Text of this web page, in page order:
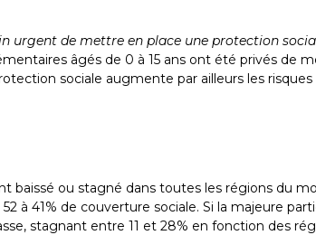
urgent de mettre en place une protection
âgés de 0 à 15 ans ont été privés de
sociale augmente par ailleurs les
baissé ou stagné dans toutes les régions du
41% de couverture sociale. Si la majeure
stagnant entre 11 et 28% en fonction des